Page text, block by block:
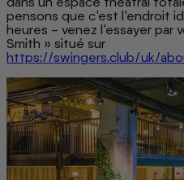
pensons que c'est l'endroit
heures – venez l'essayer par
Smith » situé sur
https://swingers.club/uk/